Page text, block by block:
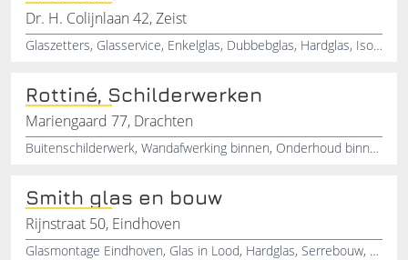
Dr. H. Colijnlaan 42, Zeist
Glaszetters, Glasservice, Enkelglas, Dubbebglas, Hardglas, Isolatieglas, Veiligheidsglas, Glasschade, Zeist, Utrecht
Rottiné‚ Schilderwerken
Mariengaard 77, Drachten
Buitenschilderwerk, Wandafwerking binnen, Onderhoud binnen en buiten, Complete schilderwerk, Glasvezelbehang, Behangen, Behang plakken, Houtrot repareren, Kozijnen schilderen
Smith glas en bouw
Rijnstraat 50, Eindhoven
Glasmontage Eindhoven, Glas in Lood, Hardglas, Serrebouw, Renovatie, Projectbeglazing